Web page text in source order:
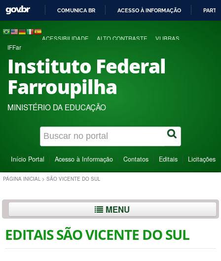
COMUNICA BR ACESSO À INFORMAÇÃO
ACESSIBILIDADE ALTO CONTRASTE VLIBRAS
IFFar
Instituto Federal
Farroupilha
MINISTÉRIO DA EDUCAÇÃO
Início Portal Acesso à Informação Contatos Editais Licitações
PÁGINA INICIAL > SÃO VICENTE DO SUL
MENU
EDITAIS SÃO VICENTE DO SUL